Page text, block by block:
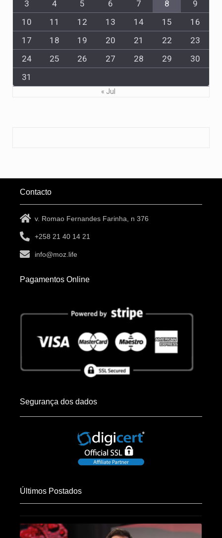
3
4 5 6 7 8
9
10
11 12 13 14 15
16
17
18 19 20 21 22
23
24
25 26 27 28 29
30
31
« Jul
Contacto
v. Romao Fernandes Farinha, n 376
+258 21 40 14 21
info@moz.life
Pagamentos Online
Segurança dos dados
Últimos Postados